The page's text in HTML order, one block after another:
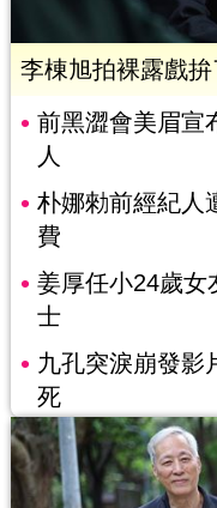
李棟旭拍裸露戲
前黑澀會美眉
人
朴娜勑前經紀
費
姜厚任小24歲女
士
九孔突淚崩發
死